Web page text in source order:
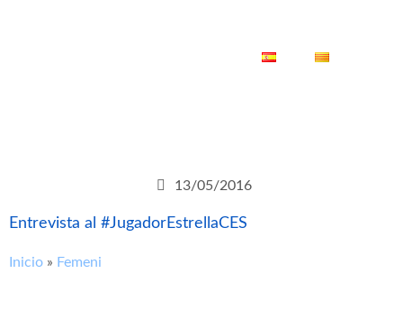
13/05/2016
Entrevista al #JugadorEstrellaCES
Inicio » Femeni